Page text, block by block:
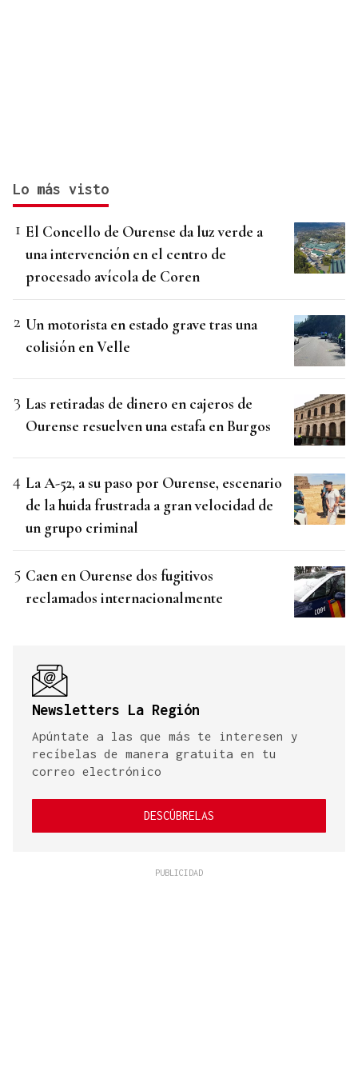
Lo más visto
El Concello de Ourense da luz verde a
una intervención en el centro de
procesado avícola de Coren
Un motorista en estado grave tras una
colisión en Velle
Las retiradas de dinero en cajeros de
Ourense resuelven una estafa en Burgos
La A-52, a su paso por Ourense, escenario
de la huida frustrada a gran velocidad de
un grupo criminal
Caen en Ourense dos fugitivos
reclamados internacionalmente
Newsletters La Región
Apúntate a las que más te interesen y
recíbelas de manera gratuita en tu
correo electrónico
DESCÚBRELAS